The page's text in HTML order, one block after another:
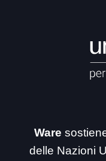
Ware
delle Nazioni